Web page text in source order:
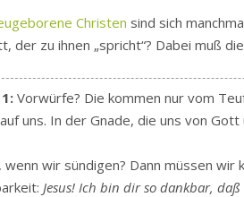
Christen sind sich
der zu ihnen „spricht“? Dabei muß
Vorwürfe? Die kommen nur vom
uns. In der Gnade, die uns von
wir sündigen? Dann müssen
Jesus! Ich bin dir so dankbar,